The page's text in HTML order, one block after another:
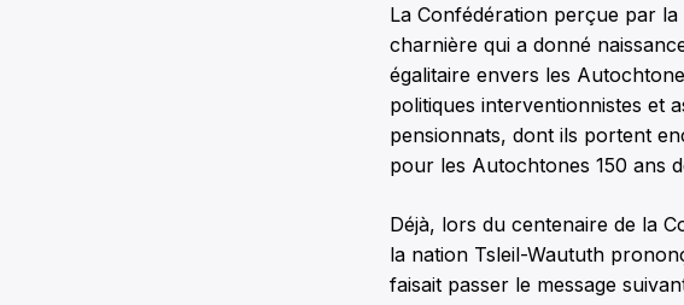
La Confédération perçue par
charnière qui a donné
égalitaire envers les
politiques interventionnistes et
pensionnats, dont ils portent
pour les Autochtones 150 ans
Déjà, lors du centenaire de la
la nation Tsleil-Waututh
faisait passer le message